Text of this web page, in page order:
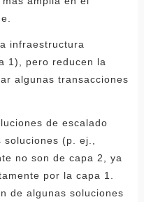
infraestructura
1), pero reducen la
algunas transacciones
de escalado
(p. ej.,
no son de capa 2, ya
por la capa 1.
de algunas soluciones